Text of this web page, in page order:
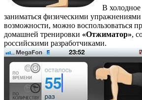
В холодное
заниматься физическими
возможности, можно воспользоваться
домашней тренировки «Отжиматор»,
российскими разработчиками.